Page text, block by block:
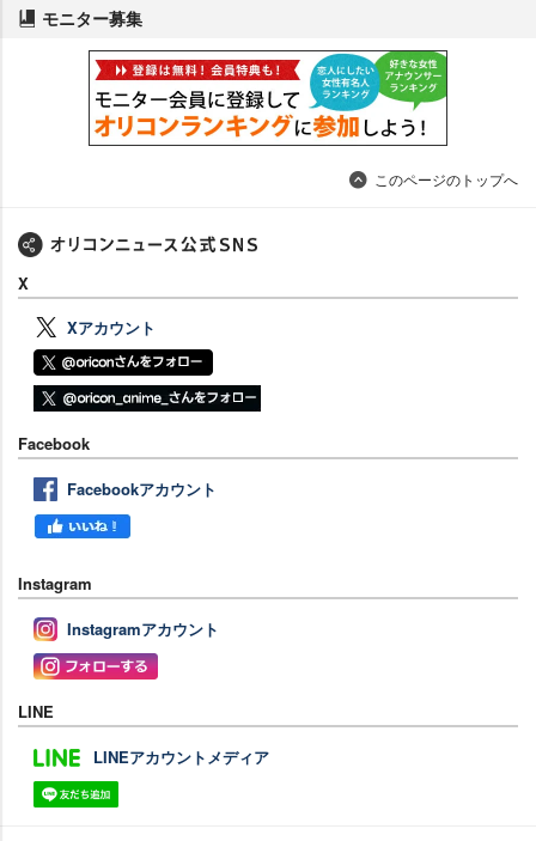
モニター募集
このページのトップへ
X
Xアカウント
Facebook
Facebookアカウント
Instagram
Instagramアカウント
LINE
LINEアカウントメディア